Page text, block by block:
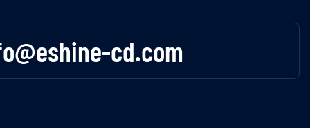
cd.com